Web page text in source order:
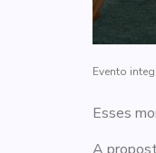
Evento
Esses